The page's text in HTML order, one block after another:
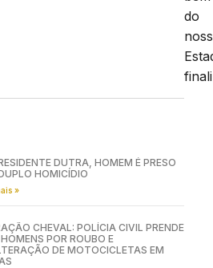
do
DUTRA, HOMEM É PRESO
HOMICÍDIO
»
CHEVAL: POLÍCIA CIVIL PRENDE
POR ROUBO E
DE MOTOCICLETAS EM